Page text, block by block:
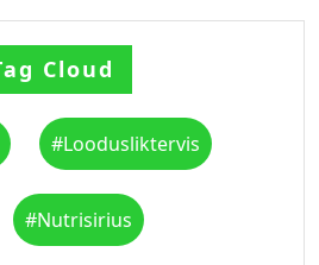
Cloud
#loodusliktervis
#nutrisirius